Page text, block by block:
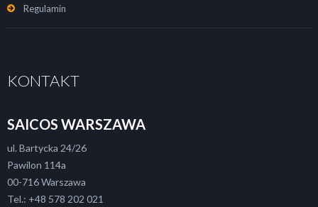
Regulamin
KONTAKT
SAICOS WARSZAWA
ul. Bartycka 24/26
Pawilon 114a
00-716 Warszawa
Tel.: +48 578 202 021